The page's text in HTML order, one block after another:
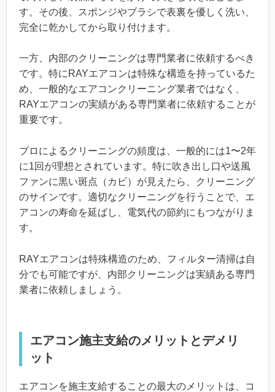
す。その後、スポンジやブラシで表裏を優しく洗い、
完全に乾かしてから取り付けます。
一方、内部のクリーニングは専門業者に依頼するべき
です。特にRAYエアコンは特殊な構造を持っているた
め、一般的なエアコンクリーニング業者ではなく、
RAYエアコンの実績がある専門業者に依頼することが
重要です。
プロによるクリーニングの頻度は、一般的には1〜2年
に1回が理想とされています。特に吹き出し口や送風
ファンに黒い斑点（カビ）が見えたら、クリーニング
のサインです。適切なクリーニングを行うことで、エ
アコンの寿命を延ばし、電気代の節約にもつながりま
す。
RAYエアコンは特殊構造のため、フィルター清掃は自
分でも可能ですが、内部クリーニングは実績ある専門
業者に依頼しましょう。
エアコン施主支給のメリットとデメリ
ット
エアコンを施主支給することの最大のメリットは、コ